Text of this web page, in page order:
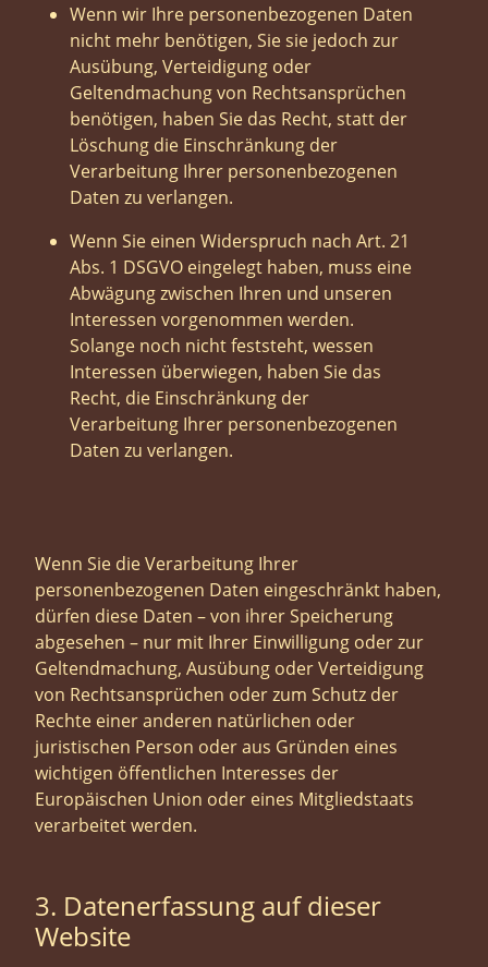
Wenn wir Ihre personenbezogenen Daten
nicht mehr benötigen, Sie sie jedoch zur
Ausübung, Verteidigung oder
Geltendmachung von Rechtsansprüchen
benötigen, haben Sie das Recht, statt der
Löschung die Einschränkung der
Verarbeitung Ihrer personenbezogenen
Daten zu verlangen.
Wenn Sie einen Widerspruch nach Art. 21
Abs. 1 DSGVO eingelegt haben, muss eine
Abwägung zwischen Ihren und unseren
Interessen vorgenommen werden.
Solange noch nicht feststeht, wessen
Interessen überwiegen, haben Sie das
Recht, die Einschränkung der
Verarbeitung Ihrer personenbezogenen
Daten zu verlangen.
Wenn Sie die Verarbeitung Ihrer
personenbezogenen Daten eingeschränkt haben,
dürfen diese Daten – von ihrer Speicherung
abgesehen – nur mit Ihrer Einwilligung oder zur
Geltendmachung, Ausübung oder Verteidigung
von Rechtsansprüchen oder zum Schutz der
Rechte einer anderen natürlichen oder
juristischen Person oder aus Gründen eines
wichtigen öffentlichen Interesses der
Europäischen Union oder eines Mitgliedstaats
verarbeitet werden.
3. Datenerfassung auf dieser
Website